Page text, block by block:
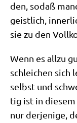
den, sodaß
geist­lich,
sie zu den
Wenn es all­zu
schlei­chen sich
selbst und
tig ist in die­sem
nur der­je­ni­ge,